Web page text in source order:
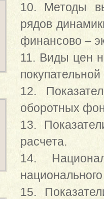
10. Методы
рядов
финансово –
11. Виды цен
12.
оборотных
13.
расчета.
14.
национального
15.